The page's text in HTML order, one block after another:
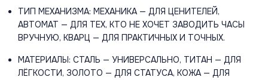
ТИП МЕХАНИЗМА: МЕХАНИКА — ДЛЯ ЦЕНИТЕЛЕЙ,
АВТОМАТ — ДЛЯ ТЕХ, КТО НЕ ХОЧЕТ ЗАВОДИТЬ ЧАСЫ
ВРУЧНУЮ, КВАРЦ — ДЛЯ ПРАКТИЧНЫХ И ТОЧНЫХ.
МАТЕРИАЛЫ: СТАЛЬ — УНИВЕРСАЛЬНО, ТИТАН — ДЛЯ
ЛЁГКОСТИ, ЗОЛОТО — ДЛЯ СТАТУСА, КОЖА — ДЛЯ